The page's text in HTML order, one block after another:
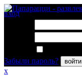
вход
Забыли пароль?
войти
x